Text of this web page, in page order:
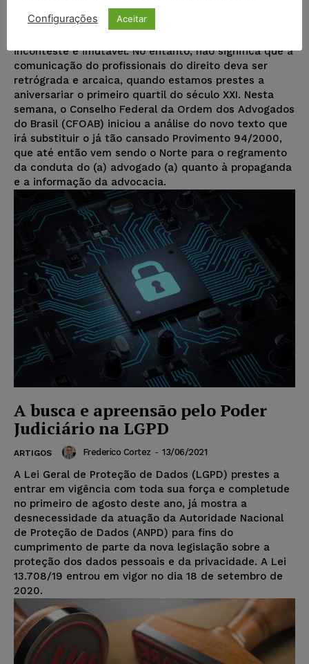
A advocacia será sempre formal e com toda a sua
inconteste e imutável. No entanto, não significa que a
comunicação do profissionais do direito deva ser
retrógrada e arcaica, quando estamos prestes a
aniversariar o primeiro quartil do século XXI. Nesta
semana, o Conselho Federal da Ordem dos Advogados
do Brasil (CFOAB) iniciou a análise do novo texto que
irá substituir o já tão cansado Provimento 94/2000,
que até então vem sendo o Norte para o regramento
da conduta do (a) advogado (a) quanto à propaganda
e a informação da advocacia.
A busca e apreensão pelo Poder
Judiciário na LGPD
ARTIGOS Frederico Cortez - 13/06/2021
A Lei Geral de Proteção de Dados (LGPD) prestes a
entrar em vigência com toda sua força e completude
no primeiro de agosto deste ano, já mostra a
desnecessidade da atuação da Autoridade Nacional
de Proteção de Dados (ANPD) para fins do
cumprimento de parte da nova legislação sobre a
proteção dos dados pessoais e da privacidade. A Lei
13.708/19 entrou em vigor no dia 18 de setembro de
2020.
Configurações Aceitar